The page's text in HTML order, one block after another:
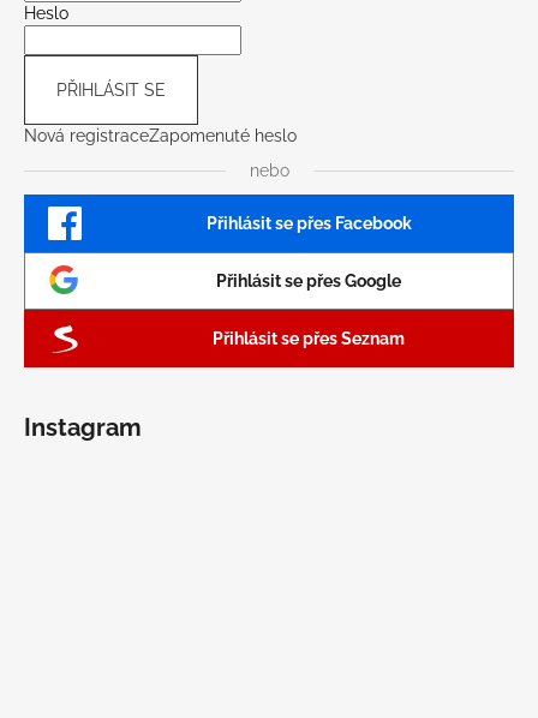
Heslo
PŘIHLÁSIT SE
Nová registraceZapomenuté heslo
nebo
Přihlásit se přes Facebook
Přihlásit se přes Google
Přihlásit se přes Seznam
Instagram